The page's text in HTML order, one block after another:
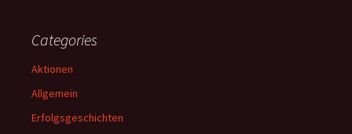
Categories
Aktionen
Allgemein
Erfolgsgeschichten